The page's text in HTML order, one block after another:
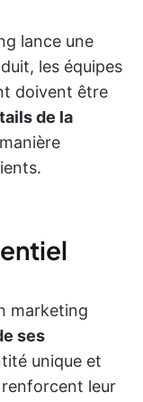
lance une
les équipes
doivent être
de la
marketing
ses
unique et
leur